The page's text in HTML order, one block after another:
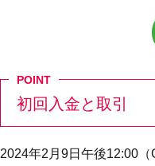
初回入金と取引
2024年2月9日午後12:00